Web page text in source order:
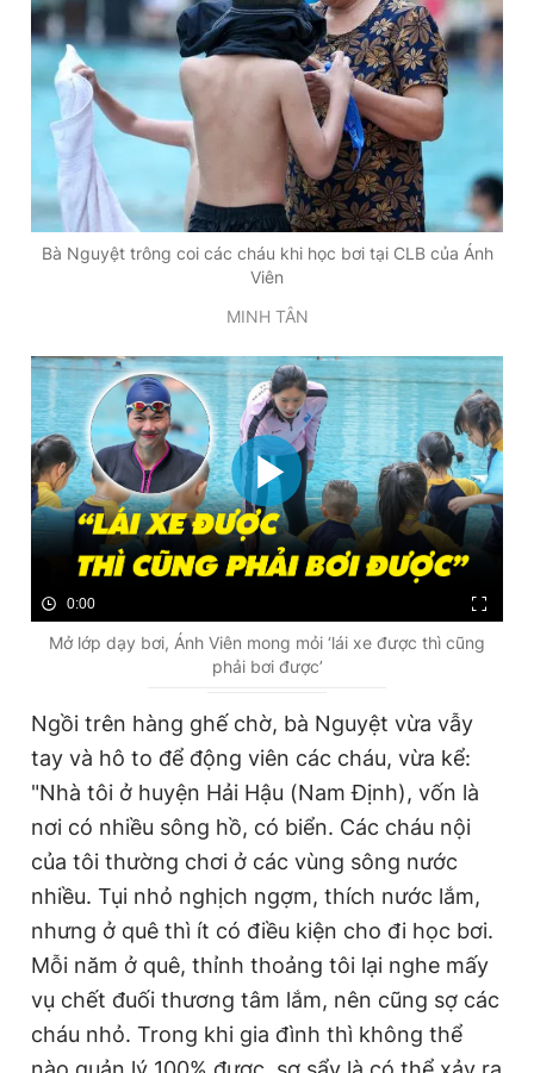
Giấy phép xuất bản số 110/GP - BTTTT cấp ngày 24.3.2020
© 2003-2026 Bản quyền thuộc về Báo Thanh Niên. Cấm sao
chép dưới mọi hình thức nếu không có sự chấp thuận bằng văn
bản. Phát triển bởi ePi Technologies, JSC.
Bà Nguyệt trông coi các cháu khi học bơi tại CLB của Ánh
Viên
MINH TÂN
0:00
Mở lớp dạy bơi, Ánh Viên mong mỏi ‘lái xe được thì cũng
phải bơi được’
Ngồi trên hàng ghế chờ, bà Nguyệt vừa vẫy
tay và hô to để động viên các cháu, vừa kể:
"Nhà tôi ở huyện Hải Hậu (Nam Định), vốn là
nơi có nhiều sông hồ, có biển. Các cháu nội
của tôi thường chơi ở các vùng sông nước
nhiều. Tụi nhỏ nghịch ngợm, thích nước lắm,
nhưng ở quê thì ít có điều kiện cho đi học bơi.
Mỗi năm ở quê, thỉnh thoảng tôi lại nghe mấy
vụ chết đuối thương tâm lắm, nên cũng sợ các
cháu nhỏ. Trong khi gia đình thì không thể